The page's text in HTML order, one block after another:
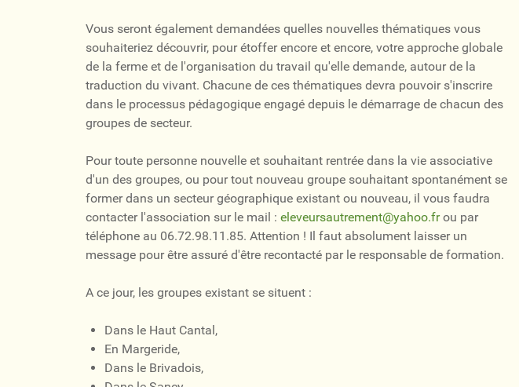
Vous seront également demandées quelles nouvelles thématiques vous
souhaiteriez découvrir, pour étoffer encore et encore, votre approche globale
de la ferme et de l'organisation du travail qu'elle demande, autour de la
traduction du vivant. Chacune de ces thématiques devra pouvoir s'inscrire
dans le processus pédagogique engagé depuis le démarrage de chacun des
groupes de secteur.
Pour toute personne nouvelle et souhaitant rentrée dans la vie associative
d'un des groupes, ou pour tout nouveau groupe souhaitant spontanément se
former dans un secteur géographique existant ou nouveau, il vous faudra
contacter l'association sur le mail : eleveursautrement@yahoo.frou par
téléphone au 06.72.98.11.85. Attention ! Il faut absolument laisser un
message pour être assuré d'être recontacté par le responsable de formation.
A ce jour, les groupes existant se situent :
Dans le Haut Cantal,
En Margeride,
Dans le Brivadois,